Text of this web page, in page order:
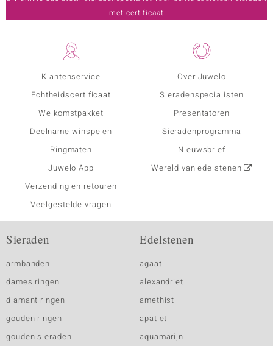
Klantenservice
Echtheidscertificaat
Welkomstpakket
Deelname winspelen
Ringmaten
Juwelo App
Verzending en retouren
Veelgestelde vragen
Over Juwelo
Sieradenspecialisten
Presentatoren
Sieradenprogramma
Nieuwsbrief
Wereld van edelstenen
met certificaat
Sieraden
armbanden
dames ringen
diamant ringen
gouden ringen
gouden sieraden
Edelstenen
agaat
alexandriet
amethist
apatiet
aquamarijn